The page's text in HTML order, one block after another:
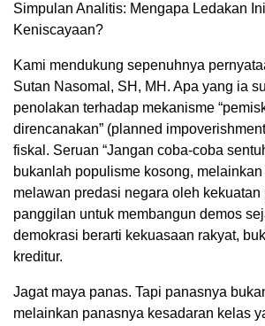
Simpulan Analitis: Mengapa Ledakan
Keniscayaan?
Kami mendukung sepenuhnya
Sutan Nasomal, SH, MH. Apa yang ia
penolakan terhadap mekanisme
direncanakan” (planned
fiskal. Seruan “Jangan coba-coba
bukanlah populisme kosong,
melawan predasi negara oleh kekuatan
panggilan untuk membangun demos
demokrasi berarti kekuasaan rakyat,
kreditur.
Jagat maya panas. Tapi panasnya
melainkan panasnya kesadaran kelas